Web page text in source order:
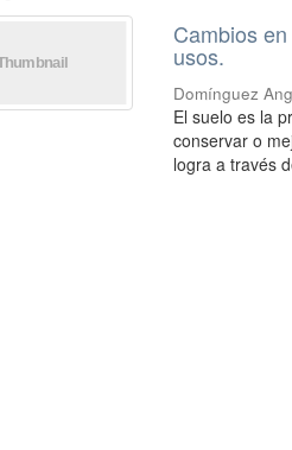
Cambios
usos.
Domínguez
El suelo es la
conservar o
logra a través